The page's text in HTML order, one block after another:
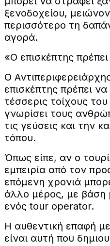
ξενοδοχείου,
περισσότερο τη
αγορά.
«Ο επισκέπτης
Ο
επισκέπτης πρέπει
τέσσερις τοίχους
γνωρίσει τους
τις γεύσεις και την
τόπου.
Όπως είπε, αν ο
εμπειρία από τον
επόμενη χρονιά
άλλο μέρος, με βάση
ενός tour operator.
Η αυθεντική επαφή
είναι αυτή που